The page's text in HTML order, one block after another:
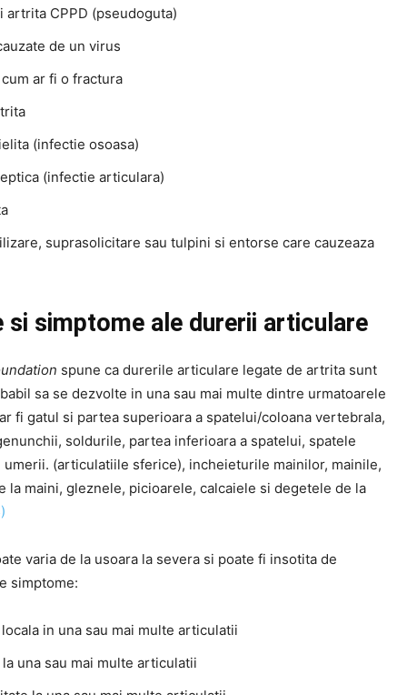
artrita CPPD (pseudoguta)
de un virus
ar fi o fractura
(infectie osoasa)
(infectie articulara)
suprasolicitare sau tulpini si entorse care cauzeaza
si simptome ale durerii articulare
spune ca durerile articulare legate de artrita sunt
sa se dezvolte in una sau mai multe dintre urmatoarele
fi gatul si partea superioara a spatelui/coloana vertebrala,
soldurile, partea inferioara a spatelui, spatele
umerii. (articulatiile sferice), incheieturile mainilor, mainile,
la maini, gleznele, picioarele, calcaiele si degetele de la
varia de la usoara la severa si poate fi insotita de
simptome:
in una sau mai multe articulatii
una sau mai multe articulatii